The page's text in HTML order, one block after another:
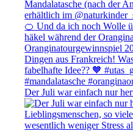
Der Juli war einfach nur